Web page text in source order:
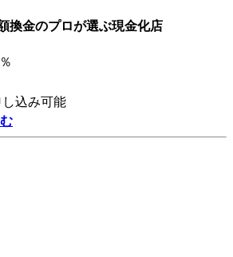
換金のプロが選ぶ現金化店
し込み可能